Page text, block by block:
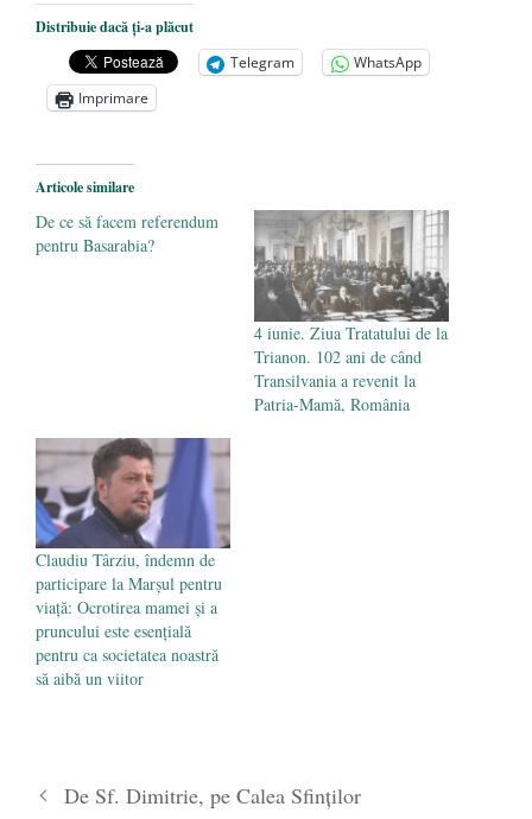
Dezvăluiri cutremurătoare despre
președintele Ucrainei, Volodymyr
Zelensky
- 13 mai 2026
Statul care servește Națiunea
Legea Vexler produce efecte. Bustul
poetului Octavian Goga, înlăturat din Iași
- 16 aprilie 2026
Distribuie dacă ți-a plăcut
Telegram
WhatsApp
Imprimare
Articole similare
De ce să facem referendum
pentru Basarabia?
4 iunie. Ziua Tratatului de la
Trianon. 102 ani de când
Transilvania a revenit la
Patria-Mamă, România
Claudiu Târziu, îndemn de
participare la Marșul pentru
viață: Ocrotirea mamei și a
pruncului este esențială
pentru ca societatea noastră
să aibă un viitor
De Sf. Dimitrie, pe Calea Sfinților